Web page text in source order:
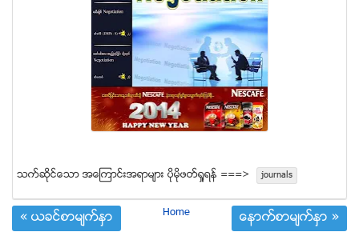
သက္ဆုိင္ေသာ အေၾကာင္းအရာမ်ား ပုိမုိဖတ္ရႈရန္ ===> journals
« ယခင္စာမ်က္ႏွာ Home ေနာက္စာမ်က္ႏွာ »